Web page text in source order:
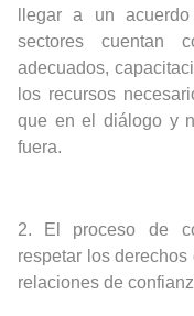
llegar a un
sectores cuentan
adecuados,
los recursos
que en el diálogo y
fuera.
2.
El proceso de
respetar los
relaciones de